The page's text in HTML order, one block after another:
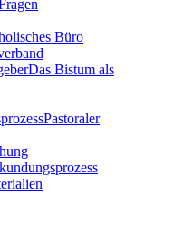
Büro
Das Bistum als
Pastoraler